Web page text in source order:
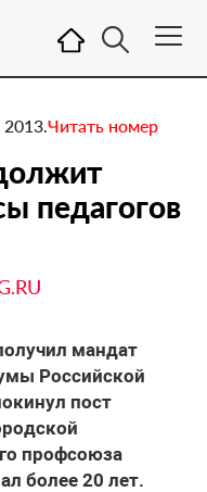
Читать номер
педагогов
мандат
Российской
пост
профсоюза
более 20 лет.